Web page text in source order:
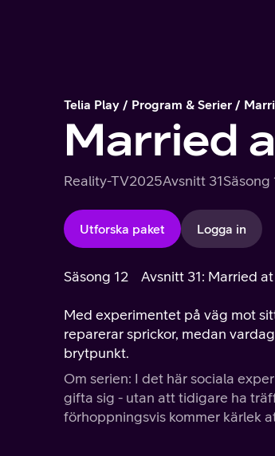
Telia Play Program & Serier
Married
Reality-TV2025Avsnitt 31Säsong
Utforska paket Logga in
Säsong 12 Avsnitt 31: Married
Med experimentet på väg mot
reparerar sprickor, medan
brytpunkt.
Om serien: I det här sociala
gifta sig - utan att tidigare ha
förhoppningsvis kommer kärlek